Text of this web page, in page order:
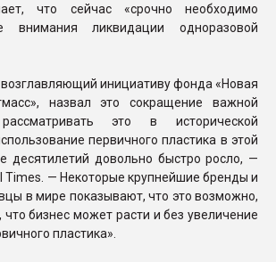
что сейчас «срочно необходимо
внимания ликвидации одноразовой
инициативу фонда «Новая
назвал это сокращение важной
это в исторической
первичного пластика в этой
десятилетий довольно быстро росло, —
Times. — Некоторые крупнейшие бренды и
в мире показывают, что это возможно,
бизнес может расти и без увеличение
пластика».